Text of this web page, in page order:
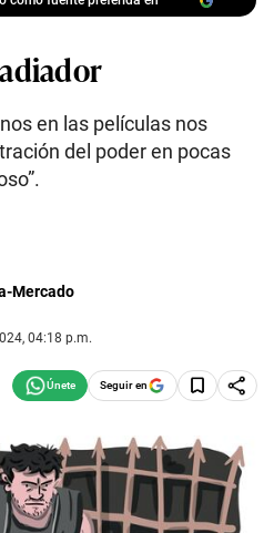
en las películas nos
del poder en pocas
Mercado
04:18 p.m.
Seguir en